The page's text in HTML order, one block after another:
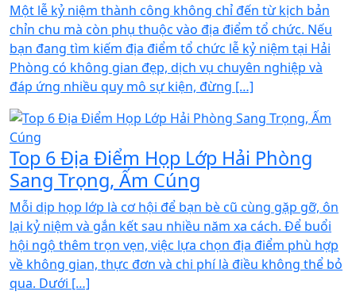
Một lễ kỷ niệm thành công không chỉ đến từ kịch bản
chỉn chu mà còn phụ thuộc vào địa điểm tổ chức. Nếu
bạn đang tìm kiếm địa điểm tổ chức lễ kỷ niệm tại Hải
Phòng có không gian đẹp, dịch vụ chuyên nghiệp và
đáp ứng nhiều quy mô sự kiện, đừng […]
Top 6 Địa Điểm Họp Lớp Hải Phòng
Sang Trọng, Ấm Cúng
Mỗi dịp họp lớp là cơ hội để bạn bè cũ cùng gặp gỡ, ôn
lại kỷ niệm và gắn kết sau nhiều năm xa cách. Để buổi
hội ngộ thêm trọn vẹn, việc lựa chọn địa điểm phù hợp
về không gian, thực đơn và chi phí là điều không thể bỏ
qua. Dưới […]